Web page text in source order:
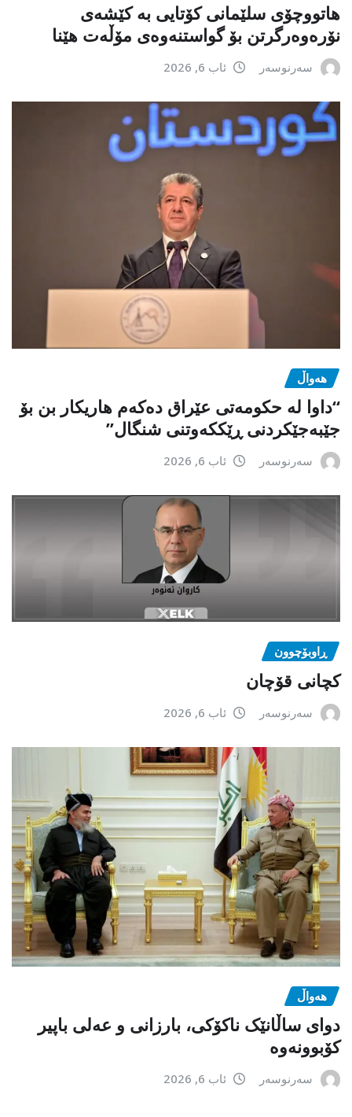
هاتووچۆی سلێمانی کۆتایی بە کێشەی
نۆرەوەرگرتن بۆ گواستنەوەی مۆڵەت هێنا
سەرنوسەر ئاب 6, 2026
هەواڵ
“داوا لە حكومەتی عێراق دەكەم هاریكار بن بۆ
جێبەجێكردنی ڕێككەوتنی شنگال”
سەرنوسەر ئاب 6, 2026
ڕاوبۆچوون
کچانی قۆچان
سەرنوسەر ئاب 6, 2026
هەواڵ
دوای ساڵانێک ناکۆکی، بارزانی و عەلی باپیر
کۆبوونەوە
سەرنوسەر ئاب 6, 2026